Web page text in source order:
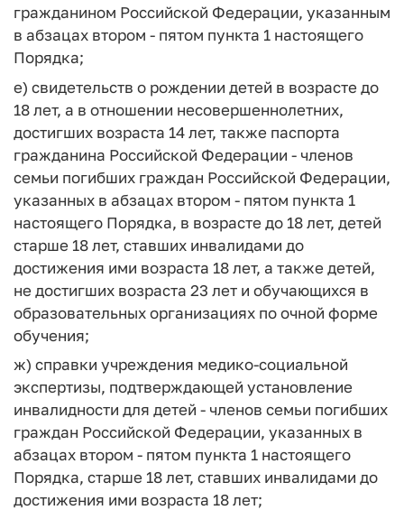
гражданином Российской Федерации, указанным
в абзацах втором - пятом пункта 1 настоящего
Порядка;
е) свидетельств о рождении детей в возрасте до
18 лет, а в отношении несовершеннолетних,
достигших возраста 14 лет, также паспорта
гражданина Российской Федерации - членов
семьи погибших граждан Российской Федерации,
указанных в абзацах втором - пятом пункта 1
настоящего Порядка, в возрасте до 18 лет, детей
старше 18 лет, ставших инвалидами до
достижения ими возраста 18 лет, а также детей,
не достигших возраста 23 лет и обучающихся в
образовательных организациях по очной форме
обучения;
ж) справки учреждения медико-социальной
экспертизы, подтверждающей установление
инвалидности для детей - членов семьи погибших
граждан Российской Федерации, указанных в
абзацах втором - пятом пункта 1 настоящего
Порядка, старше 18 лет, ставших инвалидами до
достижения ими возраста 18 лет;